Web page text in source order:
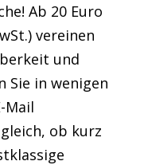
Ab 20 Euro
vereinen
und
Sie in wenigen
Mail
ob kurz